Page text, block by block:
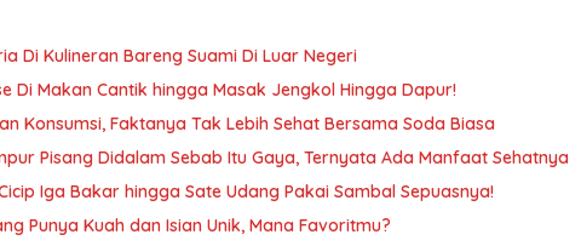
Di Kulineran Bareng Suami Di Luar Negeri
Di Makan Cantik hingga Masak Jengkol Hingga Dapur!
Konsumsi, Faktanya Tak Lebih Sehat Bersama Soda Biasa
Pisang Didalam Sebab Itu Gaya, Ternyata Ada Manfaat Sehatnya
Iga Bakar hingga Sate Udang Pakai Sambal Sepuasnya!
Punya Kuah dan Isian Unik, Mana Favoritmu?